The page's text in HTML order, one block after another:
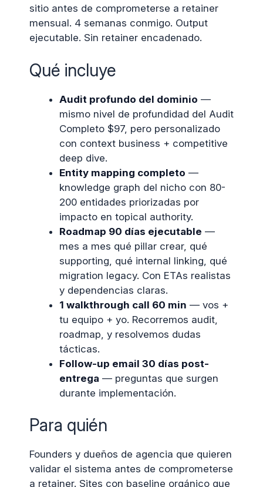
sitio antes de comprometerse a retainer
mensual. 4 semanas conmigo. Output
ejecutable. Sin retainer encadenado.
Qué incluye
Audit profundo del dominio —
mismo nivel de profundidad del Audit
Completo $97, pero personalizado
con context business + competitive
deep dive.
Entity mapping completo —
knowledge graph del nicho con 80-
200 entidades priorizadas por
impacto en topical authority.
Roadmap 90 días ejecutable —
mes a mes qué pillar crear, qué
supporting, qué internal linking, qué
migration legacy. Con ETAs realistas
y dependencias claras.
1 walkthrough call 60 min — vos +
tu equipo + yo. Recorremos audit,
roadmap, y resolvemos dudas
tácticas.
Follow-up email 30 días post-
entrega — preguntas que surgen
durante implementación.
Para quién
Founders y dueños de agencia que quieren
validar el sistema antes de comprometerse
a retainer. Sites con baseline orgánico que